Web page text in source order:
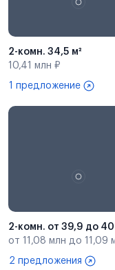
2-комн. 34,5 м²
10,41 млн ₽
1 предложение
2-комн. от 39,9 до 40
от 11,08 млн до 11,09
2 предложения